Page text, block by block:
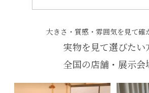
大きさ・質感・雰囲気を見て確
実物を見て選びたい
全国の店舗・展示会